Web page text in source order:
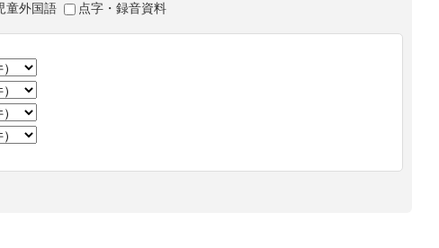
童外国語 点字・録音資料